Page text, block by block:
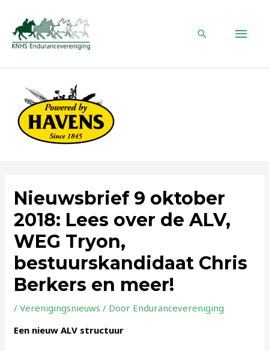
inhoud
Zoeken
Nieuwsbrief 9 oktober
2018: Lees over de ALV,
WEG Tryon,
bestuurskandidaat Chris
Berkers en meer!
/Verenigingsnieuws / Door Endurancevereniging
Een nieuw ALV structuur